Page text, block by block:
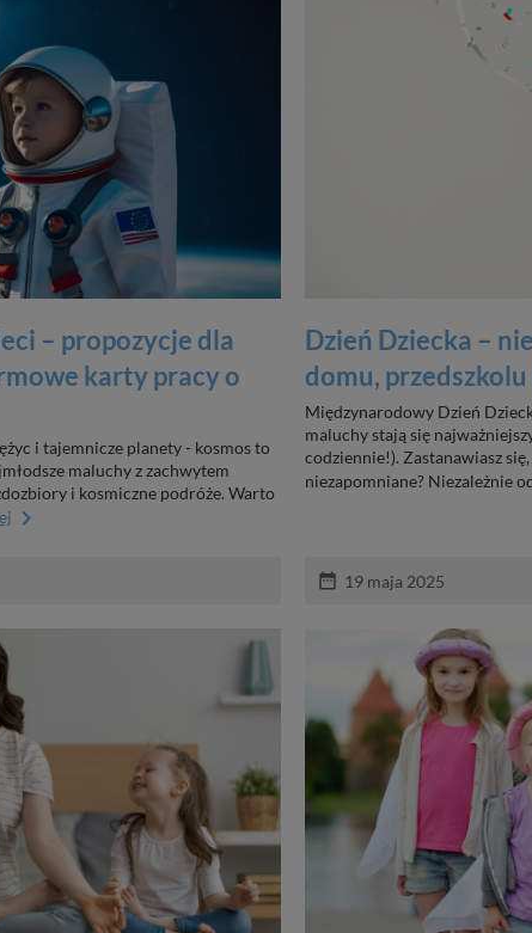
– propozycje dla
karty pracy o
i tajemnicze planety - kosmos to
maluchy z zachwytem
i kosmiczne podróże. Warto
keyboard_arrow_right
Dzień Dziecka –
domu, przedszkolu
Międzynarodowy Dzień
maluchy stają się
codziennie!). Zastanawiasz
niezapomniane? Niezależnie od
date_range 19 maja 2025